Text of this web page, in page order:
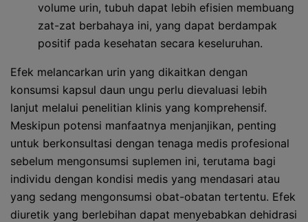
volume urin, tubuh dapat lebih efisien membuang
zat-zat berbahaya ini, yang dapat berdampak
positif pada kesehatan secara keseluruhan.
Efek melancarkan urin yang dikaitkan dengan
konsumsi kapsul daun ungu perlu dievaluasi lebih
lanjut melalui penelitian klinis yang komprehensif.
Meskipun potensi manfaatnya menjanjikan, penting
untuk berkonsultasi dengan tenaga medis profesional
sebelum mengonsumsi suplemen ini, terutama bagi
individu dengan kondisi medis yang mendasari atau
yang sedang mengonsumsi obat-obatan tertentu. Efek
diuretik yang berlebihan dapat menyebabkan dehidrasi